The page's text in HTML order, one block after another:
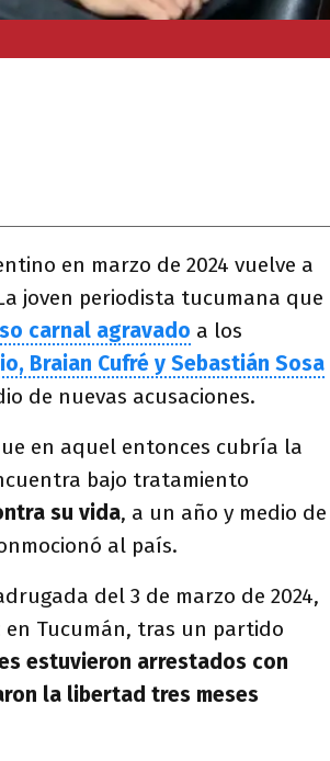
en marzo de 2024 vuelve a
joven periodista tucumana que
carnal agravado a los
Braian Cufré y Sebastián Sosa
de nuevas acusaciones.
en aquel entonces cubría la
bajo tratamiento
su vida, a un año y medio de
al país.
del 3 de marzo de 2024,
Tucumán, tras un partido
estuvieron arrestados con
la libertad tres meses